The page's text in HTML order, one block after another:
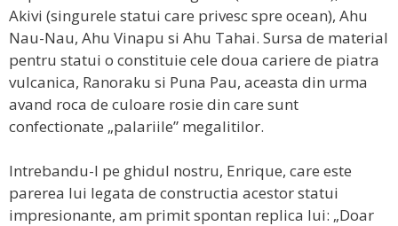
Akivi (singurele statui care privesc spre ocean), Ahu
Nau-Nau, Ahu Vinapu si Ahu Tahai. Sursa de material
pentru statui o constituie cele doua cariere de piatra
vulcanica, Ranoraku si Puna Pau, aceasta din urma
avand roca de culoare rosie din care sunt
confectionate „palariile” megalitilor.
Intrebandu-l pe ghidul nostru, Enrique, care este
parerea lui legata de constructia acestor statui
impresionante, am primit spontan replica lui: „Doar